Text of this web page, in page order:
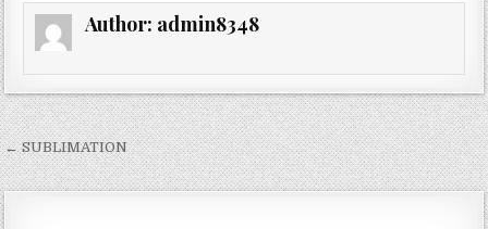
Author: admin8348
Navigation
de
← SUBLIMATION